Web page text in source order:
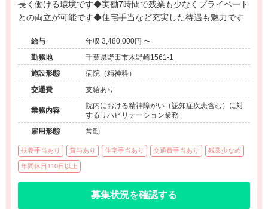
長く働ける環境です◆実働7時間で残業も少なくプライベート
との両立が可能です◆住宅手当など充実した待遇も魅力です
給与
年収 3,480,000円 〜
勤務地
千葉県野田市木野崎1561-1
施設形態
病院（精神科）
交通費
支給あり
業務内容
院内における精神障がい（認知症疾患含む）に対
するリハビリテーション業務
雇用形態
常勤
扶養手当あり 賞与あり 住宅手当あり 交通費手当あり 残業少なめ
年間休日110日以上
募集状況を確認する